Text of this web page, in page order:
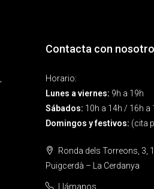
Contacta con
Horario:
Lunes a viernes: 9h a 19h
Sábados: 10h a 14h / 16h a
Domingos y festivos: (cita
Ronda dels Torreons, 3,
Puigcerdà – La Cerdanya
Llámanos